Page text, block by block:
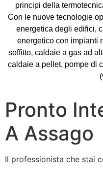
principi della
Con le nuove tecnologie
energetica degli edifici,
energetico con impianti
soffitto, caldaiea gas ad
caldaie a pellet, pompe di
(
Pronto
A Assago
Il professionista che stai